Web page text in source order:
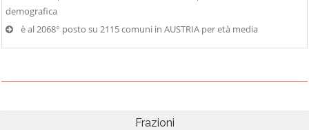
demografica
è al 2068° posto su 2115 comuni in AUSTRIA per età media
Frazioni